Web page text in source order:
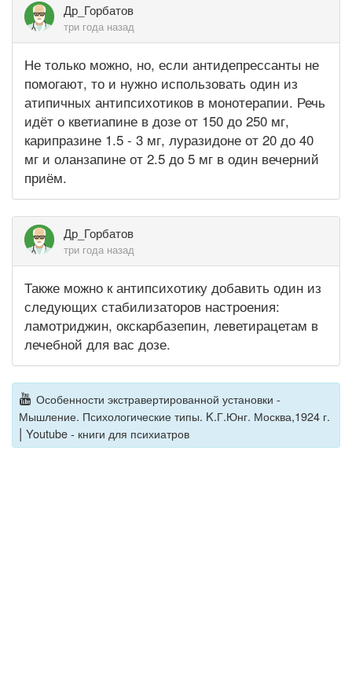
Др_Горбатов
три года назад
Не только можно, но, если антидепрессанты не
помогают, то и нужно использовать один из
атипичных антипсихотиков в монотерапии. Речь
идёт о кветиапине в дозе от 150 до 250 мг,
карипразине 1.5 - 3 мг, луразидоне от 20 до 40
мг и оланзапине от 2.5 до 5 мг в один вечерний
приём.
Др_Горбатов
три года назад
Также можно к антипсихотику добавить один из
следующих стабилизаторов настроения:
ламотриджин, окскарбазепин, леветирацетам в
лечебной для вас дозе.
Особенности экстравертированной установки -
Мышление. Психологические типы. K.Г.Юнг. Москва,1924 г.
| Youtube - книги для психиатров